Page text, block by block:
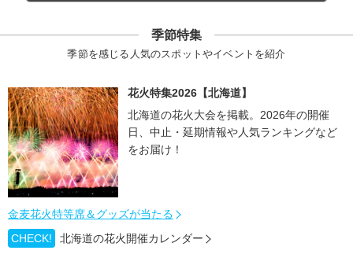
季節特集
季節を感じる人気のスポットやイベントを紹介
花火特集2026【北海道】
北海道の花火大会を掲載。2026年の開催
日、中止・延期情報や人気ランキングなど
をお届け！
金麦花火特等席＆グッズが当たる
CHECK!
北海道の花火開催カレンダー